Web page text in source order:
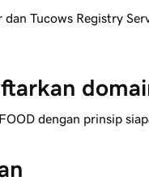
Tucows Registry
dengan prinsip